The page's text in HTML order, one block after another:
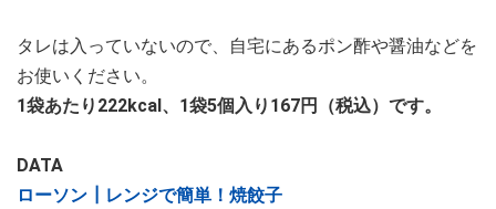
タレは入っていないので、自宅にあるポン酢や醤油などを
お使いください。
1袋あたり222kcal、1袋5個入り167円（税込）です。
DATA
ローソン┃レンジで簡単！焼餃子